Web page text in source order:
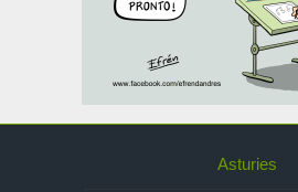
Asturies